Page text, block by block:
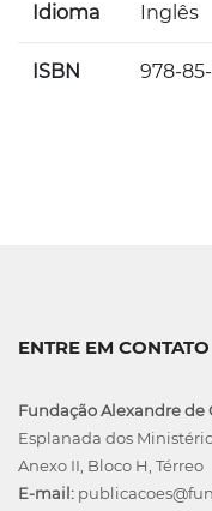
Idioma Inglês
ISBN 978-
ENTRE EM CONTATO
Fundação Alexandre de
Esplanada dos
Anexo II, Bloco H, Térreo
E-mail: